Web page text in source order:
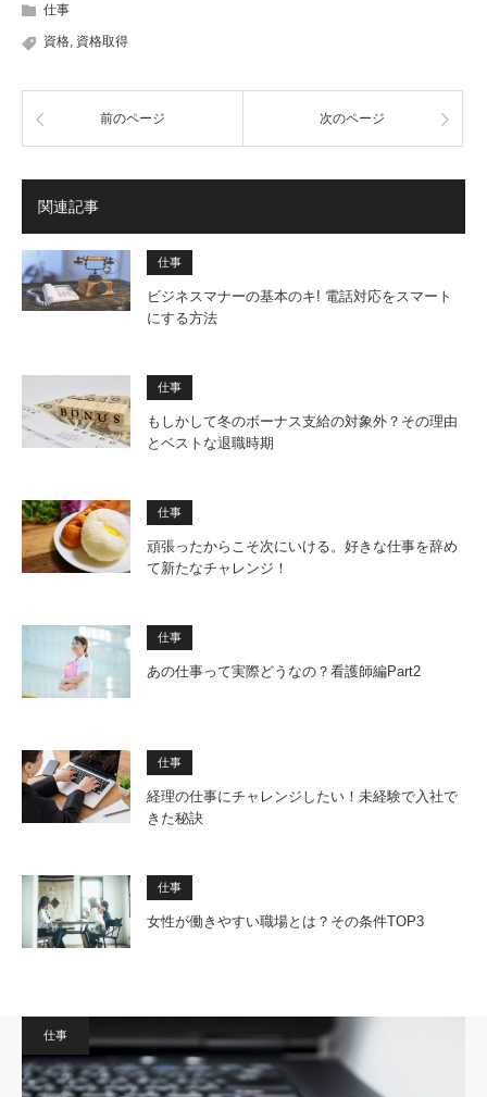
仕事
資格, 資格取得
前のページ 次のページ
関連記事
仕事
ビジネスマナーの基本のキ! 電話対応をスマート
にする方法
仕事
もしかして冬のボーナス支給の対象外？その理由
とベストな退職時期
仕事
頑張ったからこそ次にいける。好きな仕事を辞め
て新たなチャレンジ！
仕事
あの仕事って実際どうなの？看護師編Part2
仕事
経理の仕事にチャレンジしたい！未経験で入社で
きた秘訣
仕事
女性が働きやすい職場とは？その条件TOP3
仕事